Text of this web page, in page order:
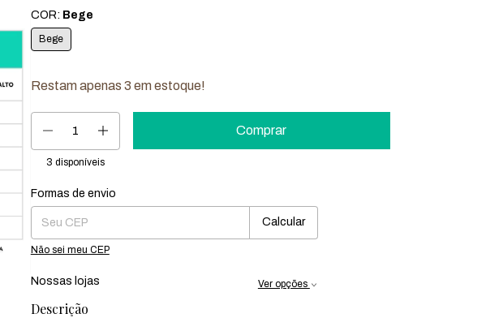
COR: Bege
Bege
Restam apenas 3 em estoque!
3 disponíveis
Entregas para o CEP:
Formas de envio
Calcular
Não sei meu CEP
Nossas lojas Ver opções
Descrição